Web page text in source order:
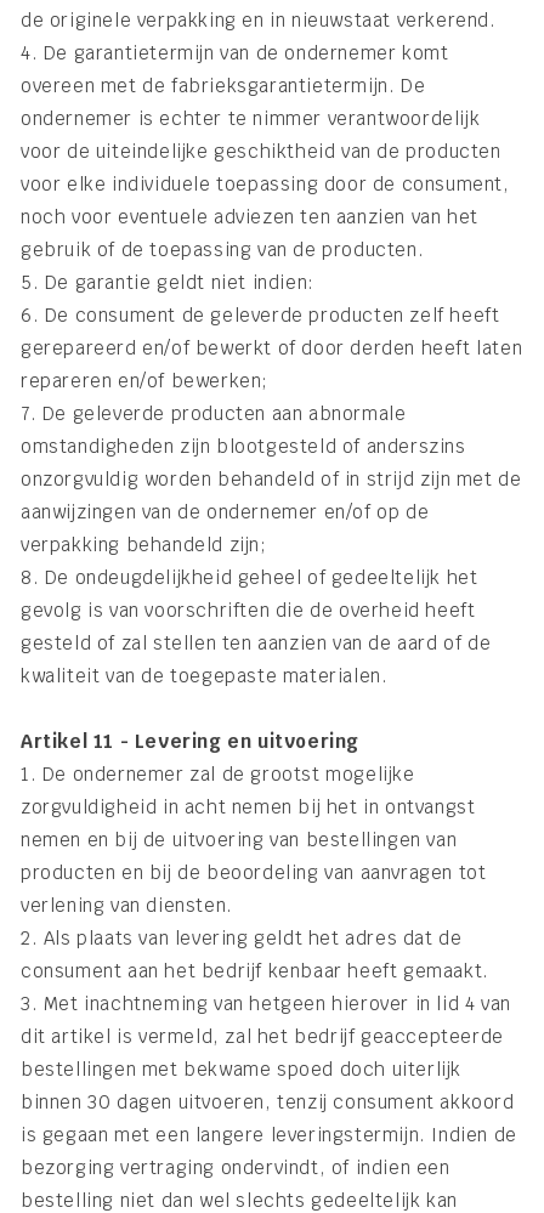
de originele verpakking en in nieuwstaat verkerend.
4. De garantietermijn van de ondernemer komt
overeen met de fabrieksgarantietermijn. De
ondernemer is echter te nimmer verantwoordelijk
voor de uiteindelijke geschiktheid van de producten
voor elke individuele toepassing door de consument,
noch voor eventuele adviezen ten aanzien van het
gebruik of de toepassing van de producten.
5. De garantie geldt niet indien:
6. De consument de geleverde producten zelf heeft
gerepareerd en/of bewerkt of door derden heeft laten
repareren en/of bewerken;
7. De geleverde producten aan abnormale
omstandigheden zijn blootgesteld of anderszins
onzorgvuldig worden behandeld of in strijd zijn met de
aanwijzingen van de ondernemer en/of op de
verpakking behandeld zijn;
8. De ondeugdelijkheid geheel of gedeeltelijk het
gevolg is van voorschriften die de overheid heeft
gesteld of zal stellen ten aanzien van de aard of de
kwaliteit van de toegepaste materialen.
Artikel 11 - Levering en uitvoering
1. De ondernemer zal de grootst mogelijke
zorgvuldigheid in acht nemen bij het in ontvangst
nemen en bij de uitvoering van bestellingen van
producten en bij de beoordeling van aanvragen tot
verlening van diensten.
2. Als plaats van levering geldt het adres dat de
consument aan het bedrijf kenbaar heeft gemaakt.
3. Met inachtneming van hetgeen hierover in lid 4 van
dit artikel is vermeld, zal het bedrijf geaccepteerde
bestellingen met bekwame spoed doch uiterlijk
binnen 30 dagen uitvoeren, tenzij consument akkoord
is gegaan met een langere leveringstermijn. Indien de
bezorging vertraging ondervindt, of indien een
bestelling niet dan wel slechts gedeeltelijk kan